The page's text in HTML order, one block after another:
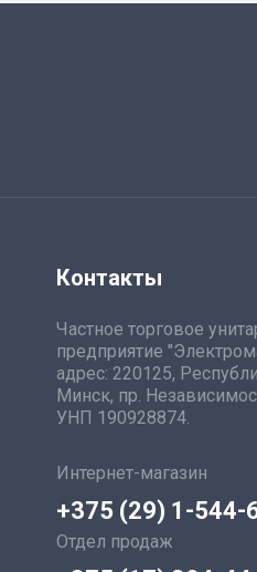
Контакты
Частное торговое
предприятие
адрес: 220125,
Минск, пр.
УНП 190928874.
Интернет-магазин
+375 (29) 1-544-
Отдел продаж